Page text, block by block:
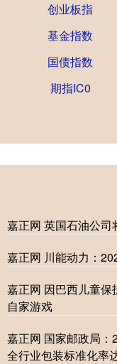
创业板指
基金指数
国债指数
期指IC0
嘉正网 英国石油公司
嘉正网 川能动力：
嘉正网 因巴西儿童保
自家游戏
嘉正网 国家邮政局
全行业包装标准化率